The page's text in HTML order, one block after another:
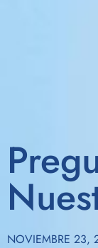
NOVIEMBRE 23,